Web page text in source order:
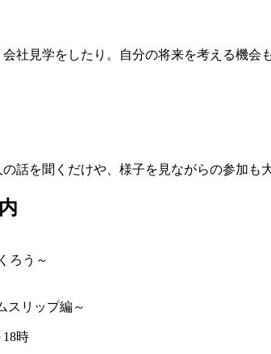
社見学をしたり。自分の将来を考える機会
話を聞くだけや、様子を見ながらの参加も
ろう～
スリップ編～
時